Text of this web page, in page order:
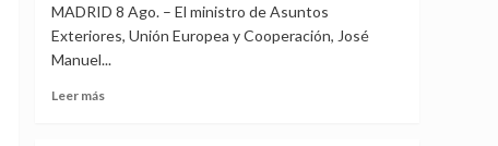
y
reunir
al
de
MADRID 8 Ago. – El ministro de Asuntos
Exteriores, Unión Europea y Cooperación, José
Manuel...
Leer másLeer